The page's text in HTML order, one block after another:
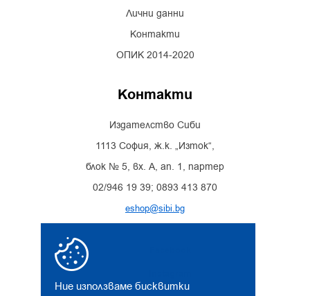
Ние използваме бисквитки
Лични данни
Контакти
ОПИК 2014-2020
Контакти
Издателство Сиби
1113 София, ж.к. „Изток“,
блок № 5, вх. А, ап. 1, партер
02/946 19 39; 0893 413 870
eshop@sibi.bg